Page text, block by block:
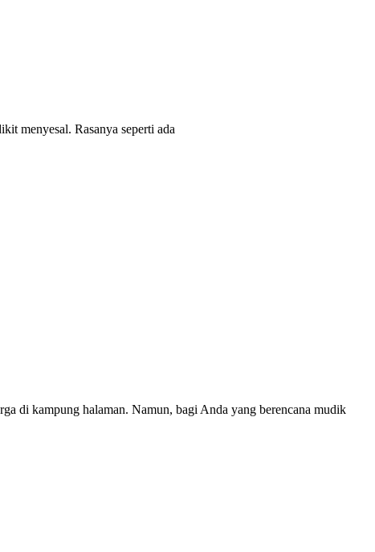
menyesal. Rasanya seperti ada
di kampung halaman. Namun, bagi Anda yang berencana mudik